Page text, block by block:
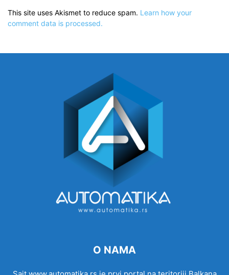
This site uses Akismet to reduce spam. Learn how your
comment data is processed.
O NAMA